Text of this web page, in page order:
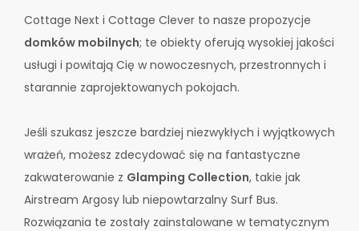
Cottage Next i Cottage Clever to nasze propozycje
domków mobilnych; te obiekty oferują wysokiej jakości
usługi i powitają Cię w nowoczesnych, przestronnych i
starannie zaprojektowanych pokojach.
Jeśli szukasz jeszcze bardziej niezwykłych i wyjątkowych
wrażeń, możesz zdecydować się na fantastyczne
zakwaterowanie z Glamping Collection, takie jak
Airstream Argosy lub niepowtarzalny Surf Bus.
Rozwiązania te zostały zainstalowane w tematycznym